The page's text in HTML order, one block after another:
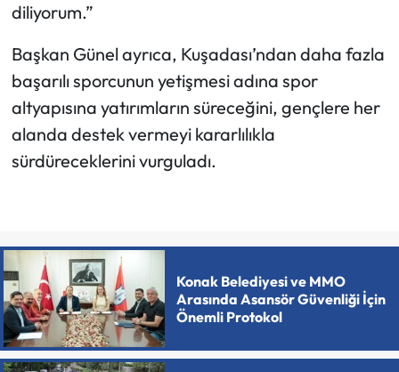
diliyorum.”
Başkan Günel ayrıca, Kuşadası’ndan daha fazla
başarılı sporcunun yetişmesi adına spor
altyapısına yatırımların süreceğini, gençlere her
alanda destek vermeyi kararlılıkla
sürdüreceklerini vurguladı.
Konak Belediyesi ve MMO
Arasında Asansör Güvenliği İçin
Önemli Protokol